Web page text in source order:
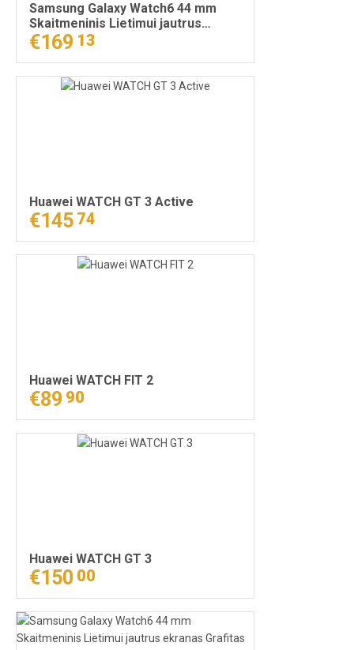
Samsung Galaxy Watch6 44 mm
Skaitmeninis Lietimui jautrus
ekranas Sidabras
€169 13
Huawei WATCH GT 3 Active
€145 74
Huawei WATCH FIT 2
€89 90
Huawei WATCH GT 3
€150 00